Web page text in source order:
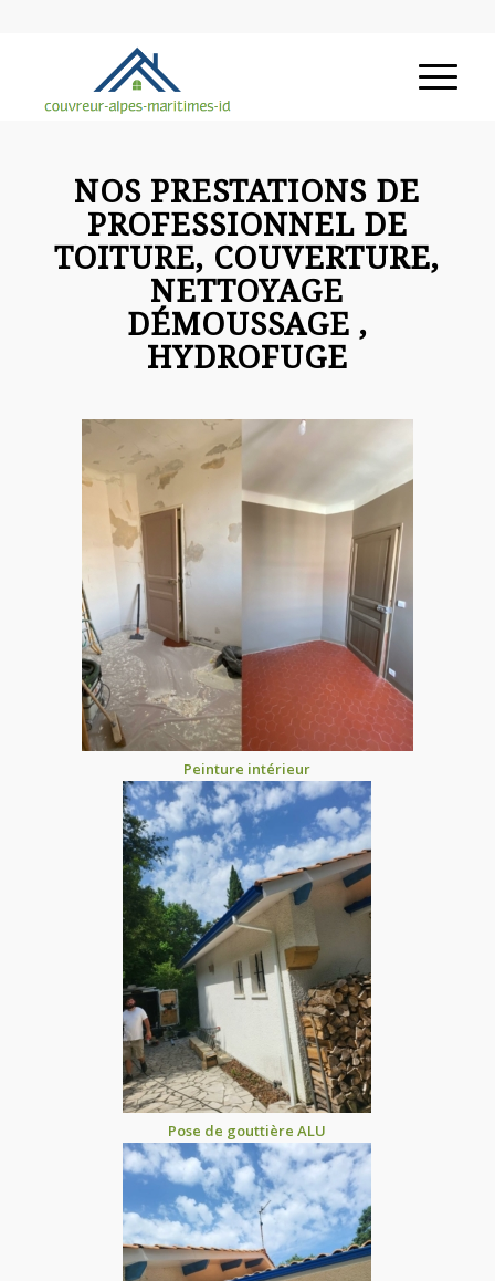
NOS PRESTATIONS DE
PROFESSIONNEL DE
TOITURE, COUVERTURE,
NETTOYAGE
DÉMOUSSAGE ,
HYDROFUGE
Peinture intérieur
Pose de gouttière ALU